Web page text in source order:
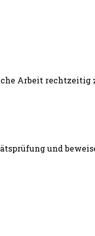
Arbeit rechtzeitig
und